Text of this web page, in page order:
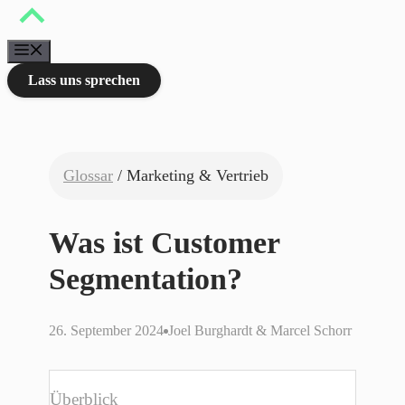
Zum
springen
Lass uns sprechen
Glossar / Marketing & Vertrieb
Was ist Customer
Segmentation?
26. September 2024 Joel Burghardt & Marcel Schorr
Überblick